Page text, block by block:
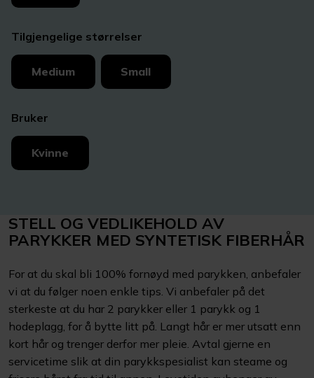
Tilgjengelige størrelser
Medium Small
Bruker
Kvinne
STELL OG VEDLIKEHOLD AV
PARYKKER MED SYNTETISK FIBERHÅR
For at du skal bli 100% fornøyd med parykken, anbefaler
vi at du følger noen enkle tips. Vi anbefaler på det
sterkeste at du har 2 parykker eller 1 parykk og 1
hodeplagg, for å bytte litt på. Langt hår er mer utsatt enn
kort hår og trenger derfor mer pleie. Avtal gjerne en
servicetime slik at din parykkspesialist kan steame og